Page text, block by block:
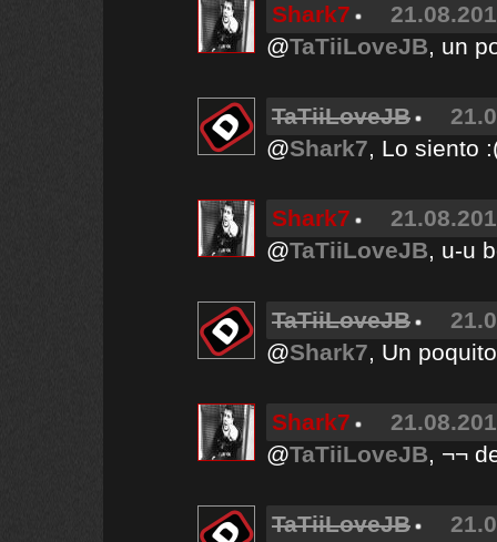
Shark7
@TaTiiLoveJB, un
TaTiiLoveJB
@Shark7, Lo siento
Shark7
@TaTiiLoveJB, u-u
TaTiiLoveJB
@Shark7, Un
Shark7
@TaTiiLoveJB, ¬¬
TaTiiLoveJB